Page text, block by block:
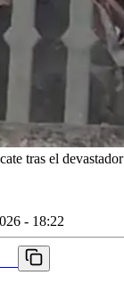
tras el
- 18:22